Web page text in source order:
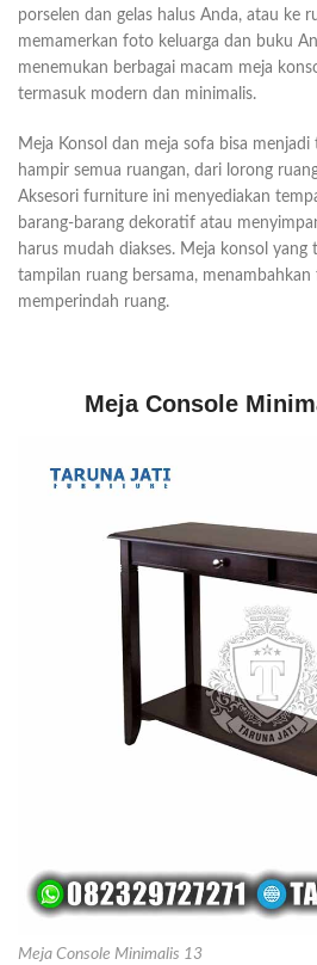
porselen dan gelas halus Anda, atau ke
memamerkan foto keluarga dan buku
menemukan berbagai macam meja
termasuk modern dan minimalis.
Meja Konsol dan meja sofa bisa
hampir semua ruangan, dari lorong
Aksesori furniture ini menyediakan
barang-barang dekoratif atau
harus mudah diakses. Meja konsol
tampilan ruang bersama, menambahkan
memperindah ruang.
Meja Console
Meja Console Minimalis 13